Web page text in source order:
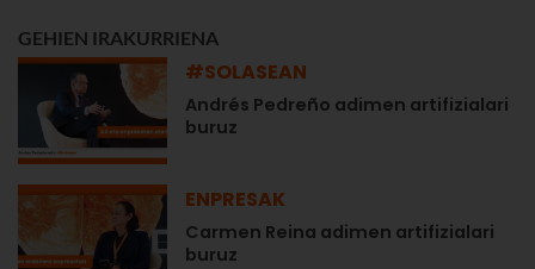
GEHIEN IRAKURRIENA
#SOLASEAN
Andrés Pedreño adimen artifizialari
buruz
ENPRESAK
Carmen Reina adimen artifizialari
buruz